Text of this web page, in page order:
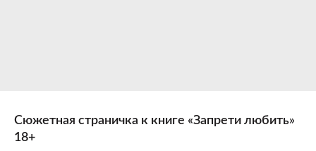
Сюжетная страничка к книге «Запрети любить»
18+